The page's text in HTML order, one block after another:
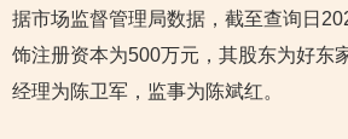
据市场监督管理局数据，截至查询日
饰注册资本为500万元，其股东为好东
经理为陈卫军，监事为陈斌红。